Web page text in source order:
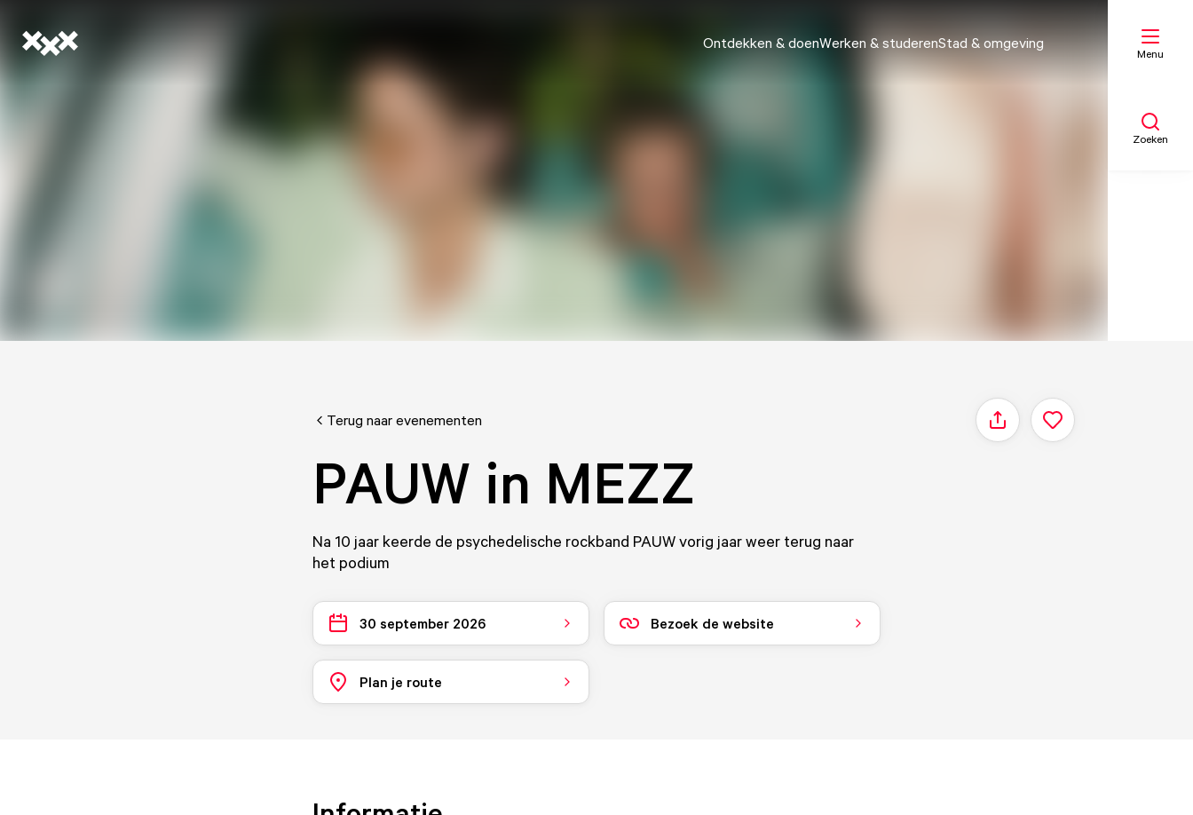
Ontdekken & doenWerken & studerenStad & omgeving
Menu
Zoeken
Terug naar evenementen Delen
PAUW in MEZZ
Na 10 jaar keerde de psychedelische rockband PAUW vorig jaar weer terug naar
het podium
30 september 2026 Bezoek de website
Plan je route